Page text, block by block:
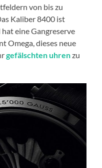
von bis zu
Kaliber 8400 ist
eine Gangreserve
Omega, dieses neue
gefälschten uhrenzu